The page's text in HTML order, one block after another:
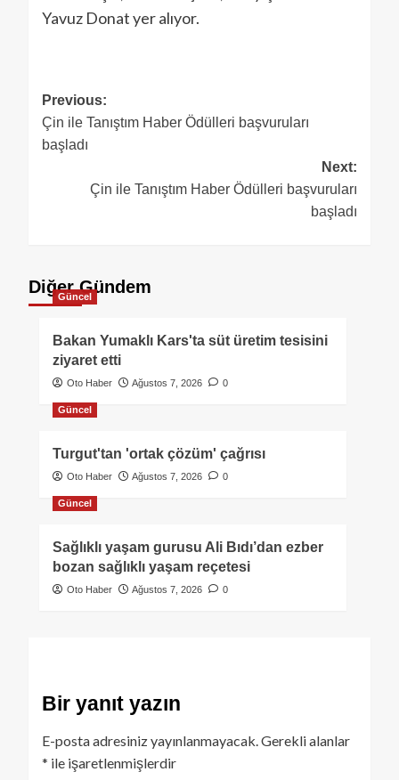
Yavuz Donat yer alıyor.
Previous:
Çin ile Tanıştım Haber Ödülleri başvuruları
başladı
Next:
Çin ile Tanıştım Haber Ödülleri başvuruları
başladı
Diğer Gündem
Güncel
Bakan Yumaklı Kars'ta süt üretim tesisini
ziyaret etti
Oto Haber Ağustos 7, 2026 0
Güncel
Turgut'tan 'ortak çözüm' çağrısı
Oto Haber Ağustos 7, 2026 0
Güncel
Sağlıklı yaşam gurusu Ali Bıdı’dan ezber
bozan sağlıklı yaşam reçetesi
Oto Haber Ağustos 7, 2026 0
Bir yanıt yazın
E-posta adresiniz yayınlanmayacak.Gerekli alanlar
* ile işaretlenmişlerdir